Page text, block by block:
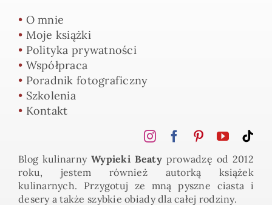
• O mnie
• Moje książki
• Polityka prywatności
• Współpraca
• Poradnik fotograficzny
• Szkolenia
• Kontakt
Blog kulinarny Wypieki Beaty prowadzę od 2012
roku, jestem również autorką książek
kulinarnych. Przygotuj ze mną pyszne ciasta i
desery a także szybkie obiady dla całej rodziny.